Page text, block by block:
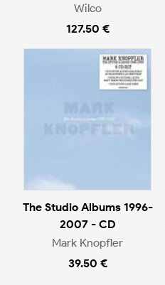
Wilco
127.50 €
The Studio Albums 1996-
2007 - CD
Mark Knopfler
39.50 €